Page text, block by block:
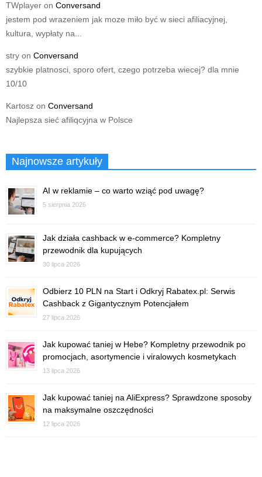
TWplayer on Conversand
jestem pod wrazeniem jak moze miło być w sieci afiliacyjnej,
kultura, wypłaty na...
stry on Conversand
szybkie platnosci, sporo ofert, czego potrzeba wiecej? dla mnie
10/10
Kartosz on Conversand
Najlepsza sieć afiliqcyjna w Polsce
Najnowsze artykuły
AI w reklamie – co warto wziąć pod uwagę?
5 sierpnia 2026
Jak działa cashback w e-commerce? Kompletny
przewodnik dla kupujących
30 lipca 2026
Odbierz 10 PLN na Start i Odkryj Rabatex.pl: Serwis
Cashback z Gigantycznym Potencjałem
27 lipca 2026
Jak kupować taniej w Hebe? Kompletny przewodnik po
promocjach, asortymencie i viralowych kosmetykach
13 lipca 2026
Jak kupować taniej na AliExpress? Sprawdzone sposoby
na maksymalne oszczędności
12 lipca 2026